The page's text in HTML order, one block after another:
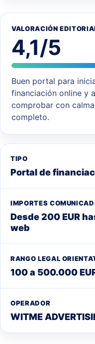
VALORACIÓN
4,1/5
Buen portal para
financiación online y
comprobar con
completo.
TIPO
Portal de
IMPORTES
Desde 200 EUR
web
RANGO LEGAL
100 a 500.000
OPERADOR
WITME